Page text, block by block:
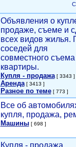
Объявления о
продаже, съеме и
всех видов жилья.
соседей для
совместного съема
квартиры.
Купля - продажа[ 3343 ]
Аренда[ 3413 ]
Разное по теме[ 773 ]
Все об
купля, продажа,
Машины[ 698 ]
Купля - продажа